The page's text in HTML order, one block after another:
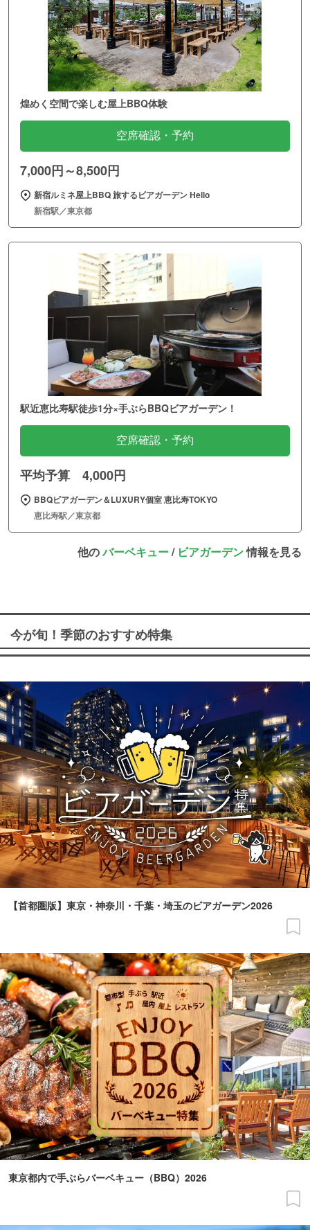
煌めく空間で楽しむ屋上BBQ体験
空席確認・予約
7,000円～8,500円
新宿ルミネ屋上BBQ 旅するビアガーデン Hello
新宿駅／東京都
駅近恵比寿駅徒歩1分×手ぶらBBQビアガーデン！
空席確認・予約
平均予算 4,000円
BBQビアガーデン＆LUXURY個室 恵比寿TOKYO
恵比寿駅／東京都
他のバーベキュー/ ビアガーデン情報を見る
今が旬！季節のおすすめ特集
【首都圏版】東京・神奈川・千葉・埼玉のビアガーデン2026
東京都内で手ぶらバーベキュー（BBQ）2026